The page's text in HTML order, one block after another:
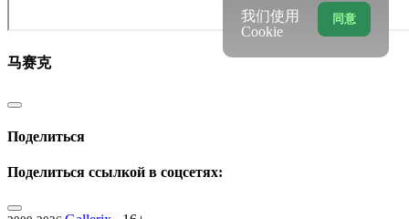
马赛克
Поделиться
Поделиться ссылкой в соцсетях:
同意
我们使用
Cookie